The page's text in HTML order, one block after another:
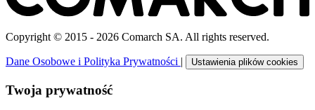
Copyright © 2015 - 2026 Comarch SA. All rights reserved.
Dane Osobowe i Polityka Prywatności | Ustawienia plików cookies
Twoja prywatność